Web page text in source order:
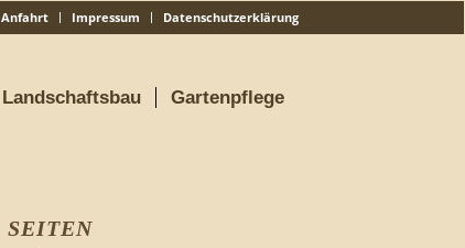
Anfahrt Impressum Datenschutzerklärung
Landschaftsbau Gartenpflege
SEITEN